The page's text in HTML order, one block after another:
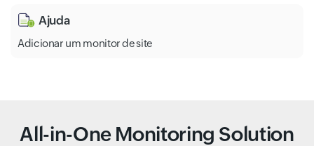
Ajuda
Adicionar um monitor de site
All-in-One Monitoring Solution